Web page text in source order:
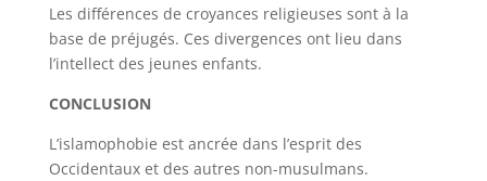
Les différences de croyances religieuses sont à la
base de préjugés. Ces divergences ont lieu dans
l’intellect des jeunes enfants.
CONCLUSION
L’islamophobie est ancrée dans l’esprit des
Occidentaux et des autres non-musulmans.